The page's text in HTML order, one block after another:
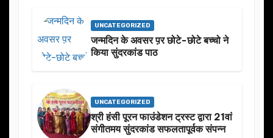
UNCATEGORIZED
जन्मदिन के अवसर प़र छोटे-छोटे बच्चो ने
किया सुंदरकांड पाठ
UNCATEGORIZED
श्री हंसी पूरन फाउंडेशन ट्रस्ट द्वारा 21वां
संगीतमय सुंदरकांड सफलतापूर्वक संपन्न